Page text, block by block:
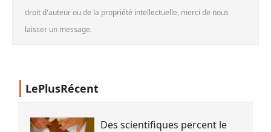
droit d'auteur ou de la propriété intellectuelle, merci de nous
laisser un message.
LePlusRécent
Des scientifiques percent le